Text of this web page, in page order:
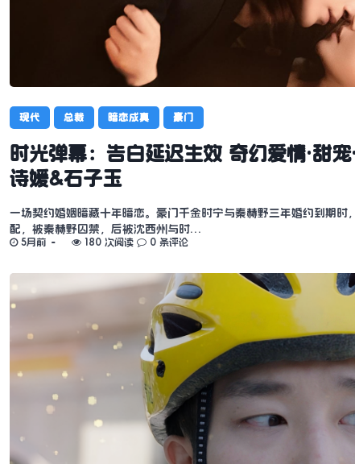
现代 总裁 暗恋成真 豪门
时光弹幕：告白延迟生效 奇幻爱情·甜
诗媛&石子玉
一场契约婚姻暗藏十年暗恋。豪门千金时宁与秦赫野三年婚约到期时
配，被秦赫野囚禁，后被沈西州与时…
5月前 180 次阅读 0 条评论